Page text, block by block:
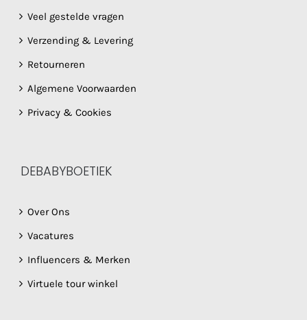
Veel gestelde vragen
Verzending & Levering
Retourneren
Algemene Voorwaarden
Privacy & Cookies
DEBABYBOETIEK
Over Ons
Vacatures
Influencers & Merken
Virtuele tour winkel